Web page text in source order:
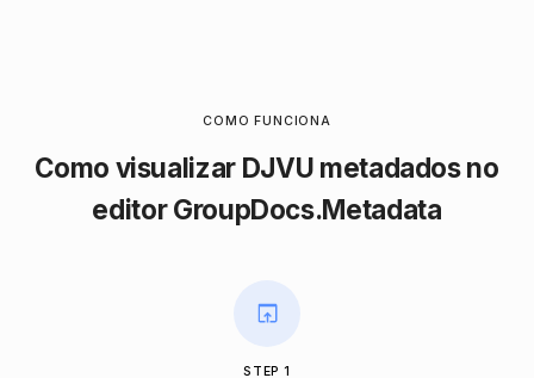
COMO FUNCIONA
Como visualizar DJVU metadados no
editor GroupDocs.Metadata
STEP 1